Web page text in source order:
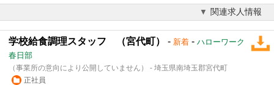
関連求人情報
学校給食調理スタッフ （宮代町） - 新着 - ハローワーク
春日部
（事業所の意向により公開していません） - 埼玉県南埼玉郡宮代町
正社員